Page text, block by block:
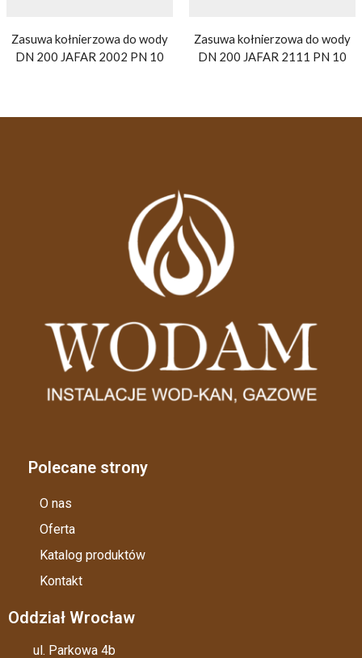
Zasuwa kołnierzowa do wody
DN 200 JAFAR 2002 PN 10
Zasuwa kołnierzowa do wody
DN 200 JAFAR 2111 PN 10
Polecane strony
O nas
Oferta
Katalog produktów
Kontakt
Oddział Wrocław
ul. Parkowa 4b